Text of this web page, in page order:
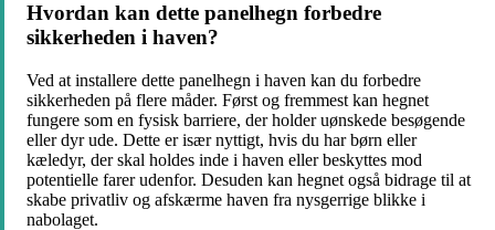
Hvordan kan dette panelhegn forbedre
sikkerheden i haven?
Ved at installere dette panelhegn i haven kan du forbedre
sikkerheden på flere måder. Først og fremmest kan hegnet
fungere som en fysisk barriere, der holder uønskede besøgende
eller dyr ude. Dette er især nyttigt, hvis du har børn eller
kæledyr, der skal holdes inde i haven eller beskyttes mod
potentielle farer udenfor. Desuden kan hegnet også bidrage til at
skabe privatliv og afskærme haven fra nysgerrige blikke i
nabolaget.